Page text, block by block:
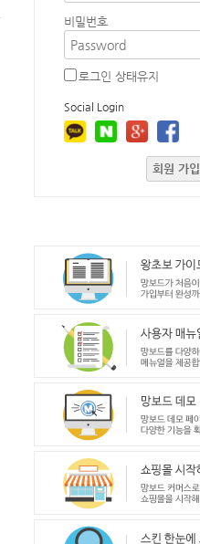
비밀번호
로그인 상태유지
Social Login
회원 가입